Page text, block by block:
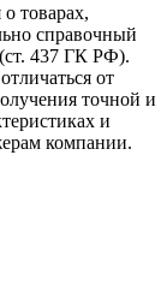
товарах,
справочный
437 ГК РФ).
от
точной и
и
компании.